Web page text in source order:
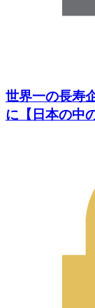
世界一の長寿
に【日本の中